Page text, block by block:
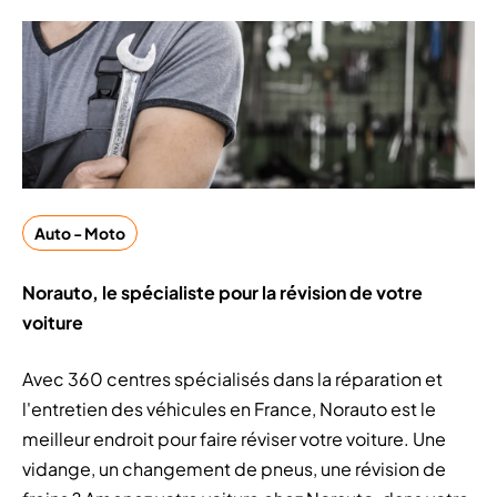
Auto - Moto
Norauto, le spécialiste pour la révision de votre
voiture
Avec 360 centres spécialisés dans la réparation et
l'entretien des véhicules en France, Norauto est le
meilleur endroit pour faire réviser votre voiture. Une
vidange, un changement de pneus, une révision de